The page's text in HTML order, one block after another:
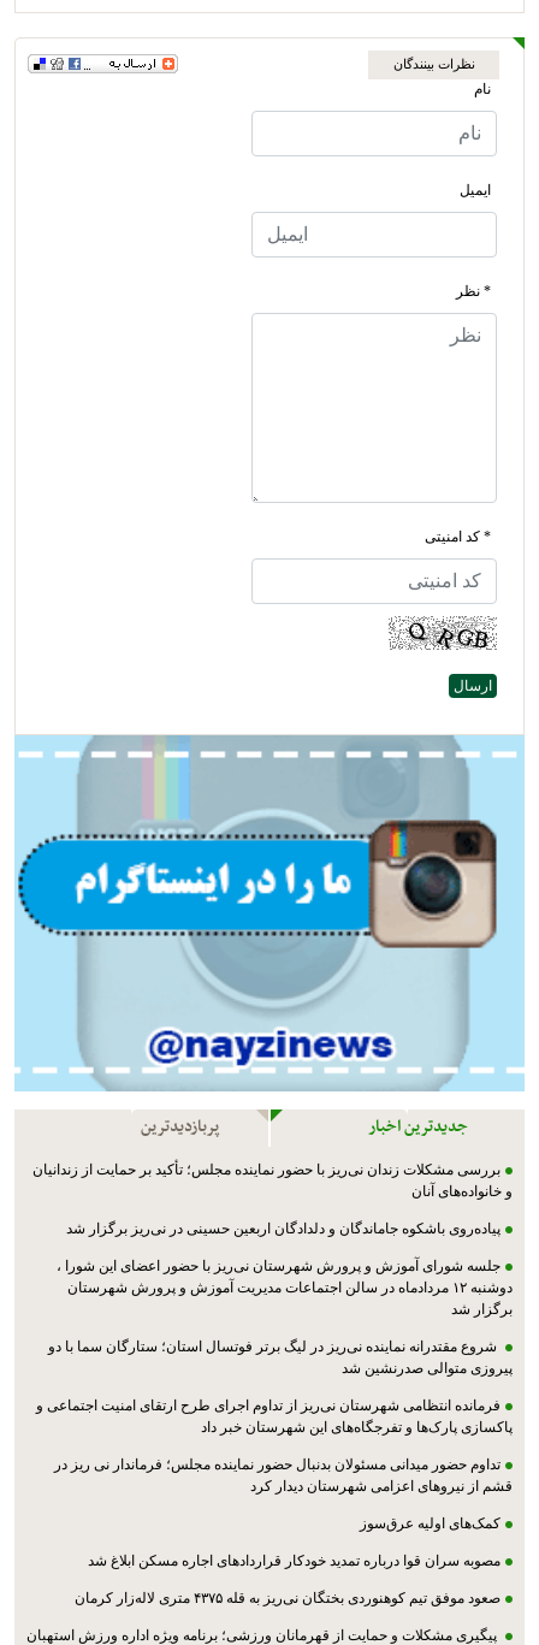
نظرات بینندگان
نام
ایمیل
* نظر
* کد امنیتی
جدیدترین اخبار پربازدیدترین
بررسی مشکلات زندان نی‌ریز با حضور نماینده مجلس؛ تأکید بر حمایت از زندانیان
و خانواده‌های آنان
پیاده‌روی باشکوه جاماندگان و دلدادگان اربعین حسینی در نی‌ریز برگزار شد
جلسه شورای آموزش و پرورش شهرستان نی‌ریز با حضور اعضای این شورا ،
دوشنبه ۱۲ مردادماه در سالن اجتماعات مدیریت آموزش و پرورش شهرستان
برگزار شد
شروع مقتدرانه نماینده نی‌ریز در لیگ برتر فوتسال استان؛ ستارگان سما با دو
پیروزی متوالی صدرنشین شد
فرمانده انتظامی شهرستان نی‌ریز از تداوم اجرای طرح ارتقای امنیت اجتماعی و
پاکسازی پارک‌ها و تفرجگاه‌های این شهرستان خبر داد
تداوم حضور میدانی مسئولان بدنبال حضور نماینده مجلس؛ فرماندار نی ریز در
قشم از نیروهای اعزامی شهرستان دیدار کرد
کمک‌های اولیه عرق‌سوز
مصوبه سران قوا درباره تمدید خودکار قراردادهای اجاره مسکن ابلاغ شد
صعود موفق تیم کوهنوردی بختگان نی‌ریز به قله ۴۳۷۵ متری لاله‌زار کرمان
پیگیری مشکلات و حمایت از قهرمانان ورزشی؛ برنامه ویژه اداره ورزش استهبان